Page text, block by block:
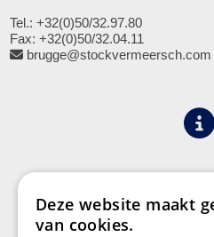
Tel.: +32(0)50/32.97.80
Fax: +32(0)50/32.04.11
brugge@stockvermeersch.com
Deze website maakt
van cookies.